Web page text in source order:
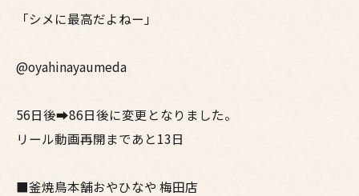
「シメに最高だよねー」
@oyahinayaumeda
56日後➡86日後に変更となりました。
リール動画再開まであと13日
■釜焼鳥本舗おやひなや 梅田店